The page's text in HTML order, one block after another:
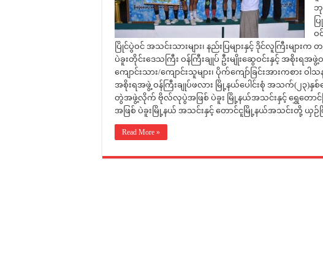
ဘု
ပ
ဝ
ပြိုင်ပွဲဝင် အသင်းသားများ၊ နည်းပြများနှင့် ဒိုင်လူကြီးမျာ
ပဲခူးတိုင်းဒေသကြီး ဝန်ကြီးချုပ် ဦးမျိုးဆွေဝင်းနှင့် အစိုးရအဖွဲ့ဝင်
ကျောင်းသား/ကျောင်းသူများ၊ ပိုက်ကျော်ခြင်းအားကစား ဝါ
အစိုးရအဖွဲ့ ဝန်ကြီးချုပ်ဖလား မြို့နယ်ပေါင်းစုံ အသက်(၂၃)နှ
တွဲအဖွဲ့လိုက် ဗိုလ်လုပွဲအဖြစ် ပဲခူး မြို့နယ်အသင်းနှင့် ရွှေတေ
အဖြစ် ပဲခူးမြို့နယ် အသင်းနှင့် တောင်ငူမြို့နယ်အသင်းတို့ ယှဉ်
Read More »